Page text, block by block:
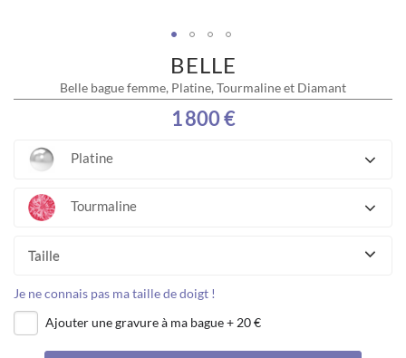
BELLE
Belle bague femme, Platine, Tourmaline et Diamant
1 800 €
Platine
Tourmaline
Taille
Je ne connais pas ma taille de doigt !
Ajouter une gravure à ma bague+ 20 €
images